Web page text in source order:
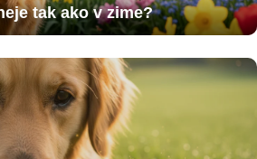
tak ako v zime?